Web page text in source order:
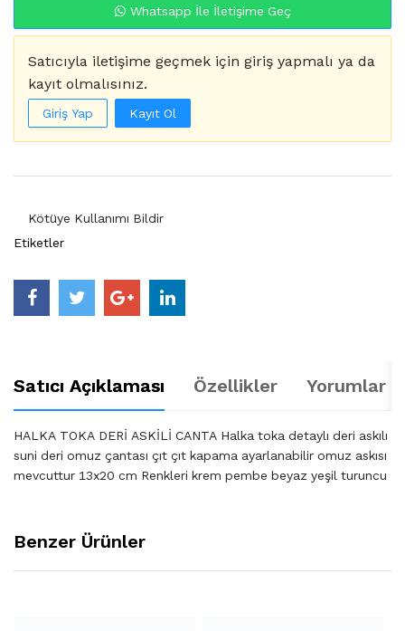
Whatsapp İle İletişime Geç
Satıcıyla iletişime geçmek için giriş yapmalı ya da
kayıt olmalısınız.
Giriş Yap Kayıt Ol
Kötüye Kullanımı Bildir
Etiketler
Satıcı Açıklaması Özellikler Yorumlar
HALKA TOKA DERİ ASKİLİ CANTA Halka toka detaylı deri askılı
suni deri omuz çantası çıt çıt kapama ayarlanabilir omuz askısı
mevcuttur 13x20 cm Renkleri krem pembe beyaz yeşil turuncu
Benzer Ürünler